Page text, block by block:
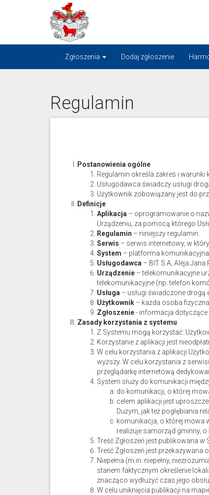
Portal
gminnej
komunikacji
Zgłoszenia Dodaj zgłoszenie
Regulamin
Postanowienia ogólne
Regulamin określa zakres i warunki
Usługodawca świadczy usługi
Użytkownik zobowiązany jest do
Definicje
Aplikacja – oprogramowanie o
Urządzeniu, za pomocą którego
Regulamin – niniejszy regulamin.
Serwis – serwis internetowy, w
System – platforma
Usługodawca – BIT S.A, Aleja Jana
Urządzenie – telekomunikacyjne
telekomunikacyjne (np. telefon
Usługa – usługi świadczone drogą
Użytkownik – każda osoba
Zgłoszenie- informacja dotyczące
Zasady korzystania z systemu
Z Systemu mogą korzystać:
Korzystanie z aplikacji jest
W celu korzystania z aplikacji
wyższy. W celu korzystania z
przeglądarkę internetową
System służy do komunikacji
do komunikacji, o której
celem aplikacji jest
Dużym, jak też pogłębiania
komunikacja, o której mowa
realizuje samorząd gminny,
Treść Zgłoszeń jest publikowana w
Treść Zgłoszeń jest przekazywana
Niepełna (m.in. niepełny,
stanem faktycznym określenie
znacząco wydłużyć czas jego
W celu uniknięcia publikacji na